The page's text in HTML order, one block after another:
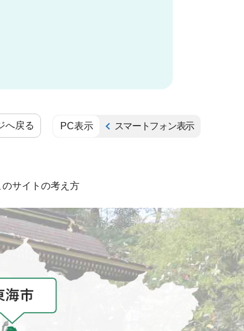
へ戻る PC表示 スマートフォン表示
のサイトの考え方